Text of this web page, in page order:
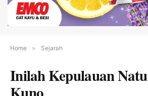
Home » Sejarah
Inilah Kepulauan